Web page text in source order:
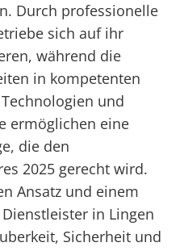
Durch professionelle
sich auf ihr
während die
in kompetenten
und
ermöglichen eine
die den
2025 gerecht wird.
Ansatz und einem
in Lingen
Sicherheit und